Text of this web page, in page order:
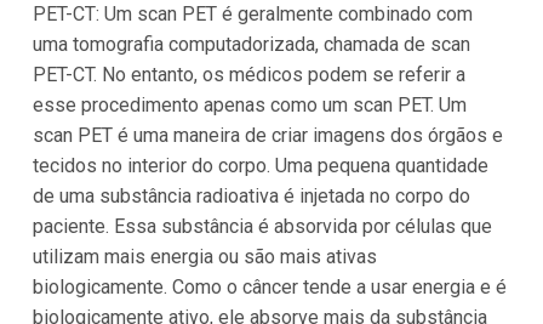
PET-CT: Um scan PET é geralmente combinado com
uma tomografia computadorizada, chamada de scan
PET-CT. No entanto, os médicos podem se referir a
esse procedimento apenas como um scan PET. Um
scan PET é uma maneira de criar imagens dos órgãos e
tecidos no interior do corpo. Uma pequena quantidade
de uma substância radioativa é injetada no corpo do
paciente. Essa substância é absorvida por células que
utilizam mais energia ou são mais ativas
biologicamente. Como o câncer tende a usar energia e é
biologicamente ativo, ele absorve mais da substância